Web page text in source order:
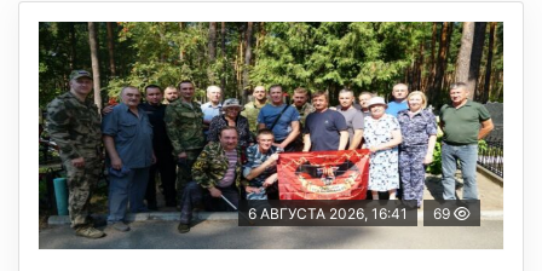
6 АВГУСТА 2026, 16:41 69